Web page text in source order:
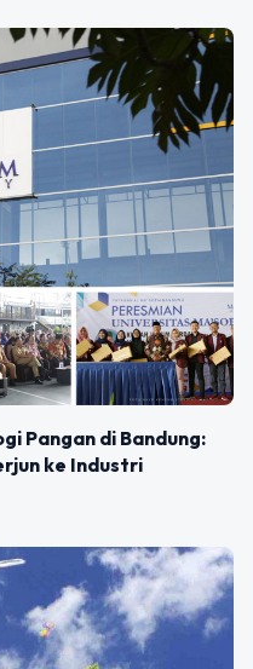
Pangan di Bandung:
ke Industri